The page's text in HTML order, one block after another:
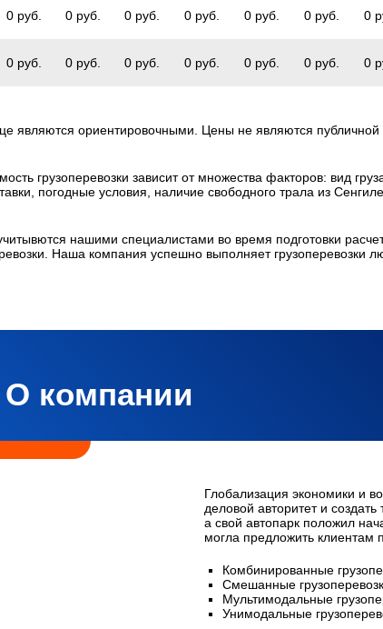
0 руб. 0 руб. 0 руб. 0 руб. 0 руб. 0 руб. 0
0 руб. 0 руб. 0 руб. 0 руб. 0 руб. 0 руб. 0
являются ориентировочными. Цены не являются публичной
грузоперевозки зависит от множества факторов: вид
погодные условия, наличие свободного трала из
нашими специалистами во время подготовки
Наша компания успешно выполняет грузоперевозки
О компании
Глобализация экономики и
деловой авторитет и
а свой автопарк положил
могла предложить клиентам
Комбинированные
Смешанные
Мультимодальные
Унимодальные